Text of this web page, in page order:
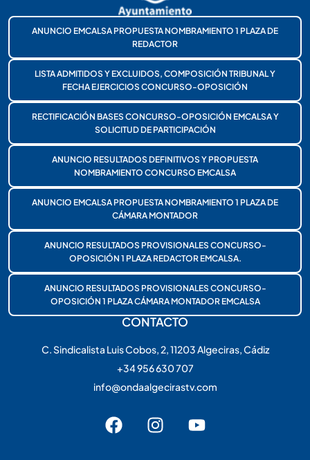
ANUNCIO EMCALSA PROPUESTA NOMBRAMIENTO 1 PLAZA DE
REDACTOR
LISTA ADMITIDOS Y EXCLUIDOS, COMPOSICIÓN TRIBUNAL Y
FECHA EJERCICIOS CONCURSO-OPOSICIÓN
RECTIFICACIÓN BASES CONCURSO-OPOSICIÓN EMCALSA Y
SOLICITUD DE PARTICIPACIÓN
ANUNCIO RESULTADOS DEFINITIVOS Y PROPUESTA
NOMBRAMIENTO CONCURSO EMCALSA
ANUNCIO EMCALSA PROPUESTA NOMBRAMIENTO 1 PLAZA DE
CÁMARA MONTADOR
ANUNCIO RESULTADOS PROVISIONALES CONCURSO-
OPOSICIÓN 1 PLAZA REDACTOR EMCALSA.
ANUNCIO RESULTADOS PROVISIONALES CONCURSO-
OPOSICIÓN 1 PLAZA CÁMARA MONTADOR EMCALSA
CONTACTO
C. Sindicalista Luis Cobos, 2, 11203 Algeciras, Cádiz
+34 956 630 707
info@ondaalgecirastv.com